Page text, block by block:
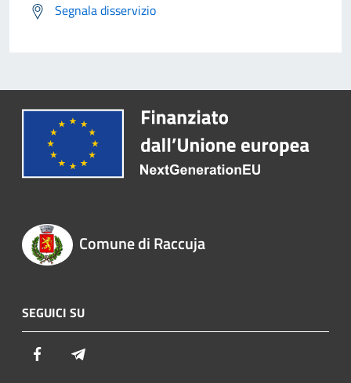
Segnala disservizio
Comune di Raccuja
SEGUICI SU
Facebook